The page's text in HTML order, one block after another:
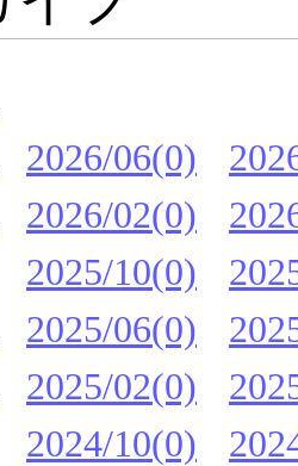
2026/06(0)
2026/02(0)
2025/10(0)
2025/06(0)
2025/02(0)
2024/10(0)